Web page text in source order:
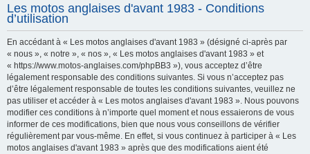
Les motos anglaises d'avant 1983 - Conditions
d’utilisation
En accédant à « Les motos anglaises d'avant 1983 » (désigné ci-après par
« nous », « notre », « nos », « Les motos anglaises d'avant 1983 » et
« https://www.motos-anglaises.com/phpBB3 »), vous acceptez d’être
légalement responsable des conditions suivantes. Si vous n’acceptez pas
d’être légalement responsable de toutes les conditions suivantes, veuillez ne
pas utiliser et accéder à « Les motos anglaises d'avant 1983 ». Nous pouvons
modifier ces conditions à n’importe quel moment et nous essaierons de vous
informer de ces modifications, bien que nous vous conseillons de vérifier
régulièrement par vous-même. En effet, si vous continuez à participer à « Les
motos anglaises d'avant 1983 » après que des modifications aient été